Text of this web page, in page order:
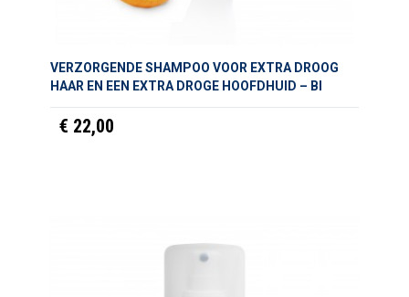
VERZORGENDE SHAMPOO VOOR EXTRA DROOG
HAAR EN EEN EXTRA DROGE HOOFDHUID – BI
€ 22,00